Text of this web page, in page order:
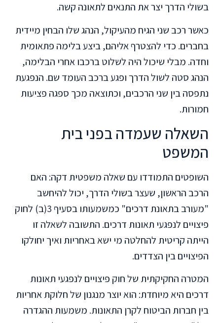
בשולי הדרך יצר את התנאים לתאונה קשה.
כאשר רכב שני הגיח מהעיקול, הנהג שלו הבחין מיידית
בחברים. כדי להצטרף אליהם, ביצע בלימה פתאומית
וחדה. מבלי שיכול היה לשלוט ברכבו אחרי הבלימה,
הנהג סטה לשול הדרך ופגע ברכב העומד שם. הנפגעת
נתפסה בין שני הרכבים, וכתוצאה מכך ספגה פציעות
חמורות.
השאלה שעמדה בפני בית
המשפט
השופטים התמודדו עם שאלה משפטית דקה: האם
הרכב הראשון, שעצר בשולי הדרך, יכול להיחשב
"מעורב בתאונת דרכים" כמשמעותו בסעיף 3(ב) לחוק
פיצויים לנפגעי תאונות דרכים. התשובה לשאלה זו
הייתה קריטית להחלטה מי ישא באחריות ואיך יחולקו
הפיצויים בין הצדדים.
המטרה החקיקתית של חוק פיצויים לנפגעי תאונות
דרכים היא מיוחדת: הוא יוצר מנגנון של חלוקת אחריות
בין חברות הביטוח לקרן התאונות. משמעות ההגדרה